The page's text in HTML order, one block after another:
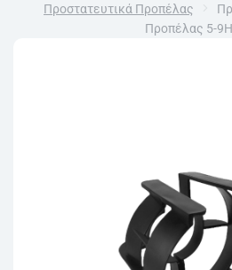
Προστατευτικά Προπέλας
Προπέλας 5-